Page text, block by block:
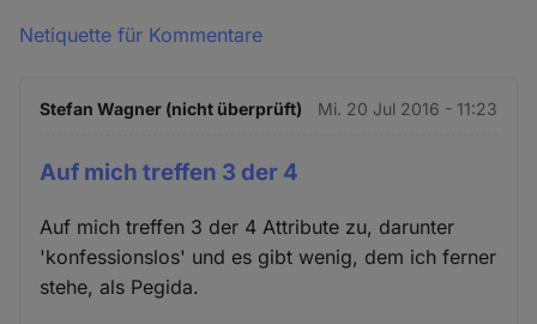
Netiquette für Kommentare
Stefan Wagner (nicht überprüft) Mi. 20 Jul 2016 - 11:23
Auf mich treffen 3 der 4
Auf mich treffen 3 der 4 Attribute zu, darunter
'konfessionslos' und es gibt wenig, dem ich ferner
stehe, als Pegida.